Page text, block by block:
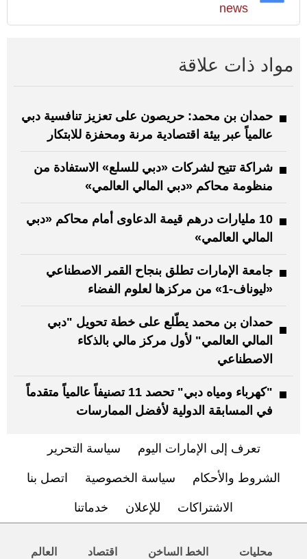
news
مواد ذات علاقة
حمدان بن محمد: حريصون على تعزيز تنافسية دبي
عالمياً عبر بيئة اقتصادية مرنة ومحفزة للابتكار
شراكة تتيح لشركات «دبي للسلع» الاستفادة من
منظومة محاكم «دبي المالي العالمي»
10 مليارات درهم قيمة الدعاوى أمام محاكم «دبي
المالي العالمي»
جامعة الإمارات تطلق بنجاح القمر الاصطناعي
«ليوناف-1» من مركزها لعلوم الفضاء
حمدان بن محمد يطّلع على خطة تحويل "دبي
المالي العالمي" لأول مركز مالي بالذكاء
الاصطناعي
"كهرباء ومياه دبي" تحصد 11 تصنيفاً عالمياً متقدماً
في المسابقة الدولية لأفضل الممارسات
تعرف إلى الإمارات اليوم سياسة التحرير
الشروط والأحكام سياسة الخصوصية اتصل بنا
الاشتراكات للإعلان خدماتنا
محليات الخط الساخن اقتصاد العالم